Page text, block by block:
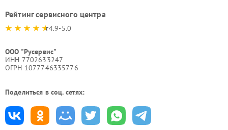
Рейтинг сервисного центра
4.9-5.0
ООО "Русервис"
ИНН 7702633247
ОГРН 1077746335776
Поделиться в соц. сетях: